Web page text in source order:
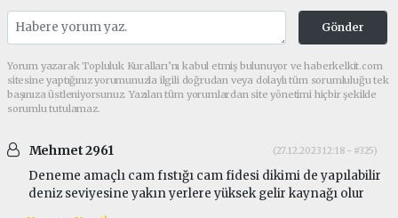
Gönder
Yorum yazarak Topluluk Kuralları’nı kabul etmiş bulunuyor ve haberkelkit.com
sitesine yaptığınız yorumunuzla ilgili doğrudan veya dolaylı tüm sorumluluğu tek
başınıza üstleniyorsunuz. Yazılan tüm yorumlardan site yönetimi hiçbir şekilde
sorumlu tutulamaz.
Mehmet 2961 (27.12.2023 12:18 - #325)
Deneme amaçlı cam fıstığı cam fidesi dikimi de yapılabilir
deniz seviyesine yakın yerlere yüksek gelir kaynağı olur